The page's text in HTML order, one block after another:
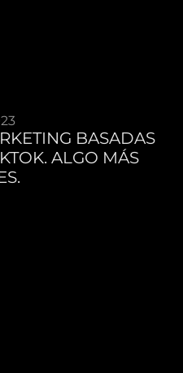
BASADAS
ALGO MÁS